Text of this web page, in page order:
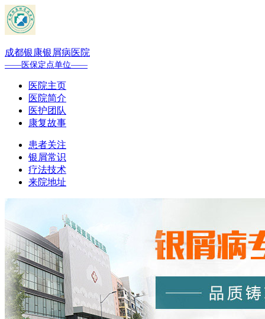
成都银康银屑病医院
——医保定点单位——
医院主页
医院简介
医护团队
康复故事
患者关注
银屑常识
疗法技术
来院地址